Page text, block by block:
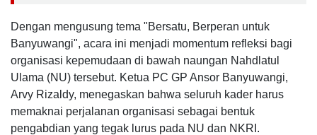
Dengan mengusung tema "Bersatu, Berperan untuk
Banyuwangi", acara ini menjadi momentum refleksi bagi
organisasi kepemudaan di bawah naungan Nahdlatul
Ulama (NU) tersebut. Ketua PC GP Ansor Banyuwangi,
Arvy Rizaldy, menegaskan bahwa seluruh kader harus
memaknai perjalanan organisasi sebagai bentuk
pengabdian yang tegak lurus pada NU dan NKRI.